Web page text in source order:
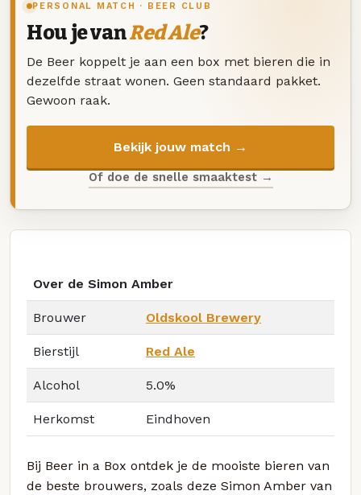
PERSONAL MATCH · BEER CLUB
Hou je vanRed Ale?
De Beer koppelt je aan een box met bieren die in
dezelfde straat wonen. Geen standaard pakket.
Gewoon raak.
Bekijk jouw match →
Of doe de snelle smaaktest →
Over de Simon Amber
Brouwer Oldskool Brewery
Bierstijl Red Ale
Alcohol 5.0%
Herkomst Eindhoven
Bij Beer in a Box ontdek je de mooiste bieren van
de beste brouwers, zoals deze Simon Amber van